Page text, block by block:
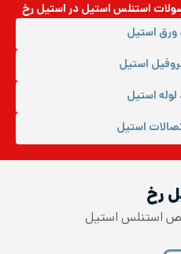
استنلس استیلدر استیل رخ
ورق استیل
استیل
استیل
استیل
رخ
استنلس استیل